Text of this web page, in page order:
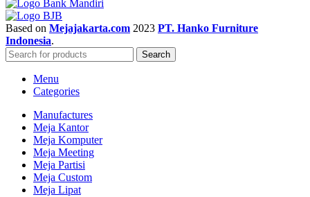
Based on Mejajakarta.com 2023 PT. Hanko Furniture
Indonesia.
Search
Menu
Categories
Manufactures
Meja Kantor
Meja Komputer
Meja Meeting
Meja Partisi
Meja Custom
Meja Lipat